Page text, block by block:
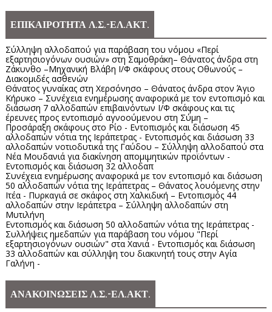
ΕΠΙΚΑΙΡΟΤΗΤΑ Λ.Σ.-ΕΛ.ΑΚΤ.
Σύλληψη αλλοδαπού για παράβαση του νόμου «Περί
εξαρτησιογόνων ουσιών» στη Σαμοθράκη– Θάνατος άνδρα στη
Ζάκυνθο –Μηχανική Βλάβη Ι/Φ σκάφους στους Οθωνούς –
Διακομιδές ασθενών
Θάνατος γυναίκας στη Χερσόνησο – Θάνατος άνδρα στον Άγιο
Κήρυκο – Συνέχεια ενημέρωσης αναφορικά με τον εντοπισμό και
διάσωση 7 αλλοδαπών επιβαινόντων Ι/Φ σκάφους και τις
έρευνες προς εντοπισμό αγνοούμενου στη Σύμη –
Προσάραξη σκάφους στο Ρίο - Εντοπισμός και διάσωση 45
αλλοδαπών νότια της Ιεράπετρας - Εντοπισμός και διάσωση 33
αλλοδαπών νοτιοδυτικά της Γαύδου – Σύλληψη αλλοδαπού στα
Νέα Μουδανιά για διακίνηση απομιμητικών προϊόντων -
Εντοπισμός και διάσωση 32 αλλοδαπ
Συνέχεια ενημέρωσης αναφορικά με τον εντοπισμό και διάσωση
50 αλλοδαπών νότια της Ιεράπετρας – Θάνατος λουόμενης στην
Ιτέα - Πυρκαγιά σε σκάφος στη Χαλκιδική – Εντοπισμός 44
αλλοδαπών στην Ιεράπετρα – Σύλληψη αλλοδαπών στη
Μυτιλήνη
Εντοπισμός και διάσωση 50 αλλοδαπών νότια της Ιεράπετρας -
Συλλήψεις ημεδαπών για παράβαση του νόμου "Περί
εξαρτησιογόνων ουσιών" στα Χανιά - Εντοπισμός και διάσωση
33 αλλοδαπών και σύλληψη του διακινητή τους στην Αγία
Γαλήνη -
ΑΝΑΚΟΙΝΩΣΕΙΣ Λ.Σ.-ΕΛ.ΑΚΤ.